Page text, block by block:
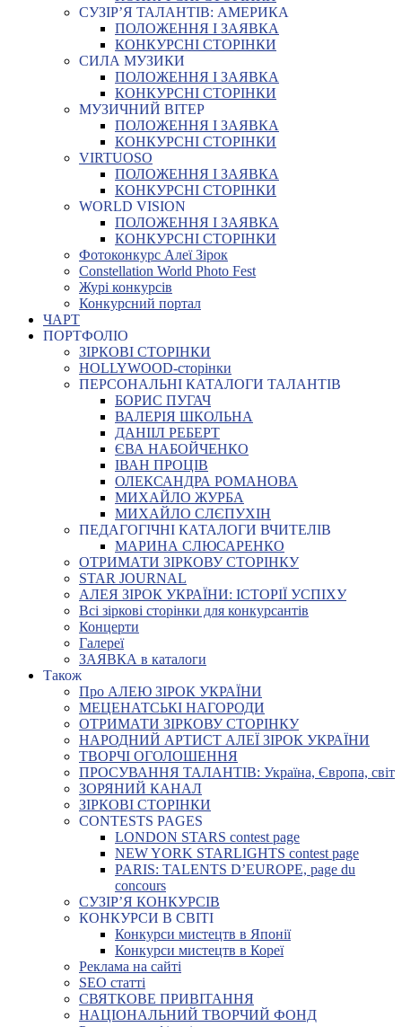
СУЗІР’Я ТАЛАНТІВ: АМЕРИКА
ПОЛОЖЕННЯ І ЗАЯВКА
КОНКУРСНІ СТОРІНКИ
СИЛА МУЗИКИ
ПОЛОЖЕННЯ І ЗАЯВКА
КОНКУРСНІ СТОРІНКИ
МУЗИЧНИЙ ВІТЕР
ПОЛОЖЕННЯ І ЗАЯВКА
КОНКУРСНІ СТОРІНКИ
VIRTUOSO
ПОЛОЖЕННЯ І ЗАЯВКА
КОНКУРСНІ СТОРІНКИ
WORLD VISION
ПОЛОЖЕННЯ І ЗАЯВКА
КОНКУРСНІ СТОРІНКИ
Фотоконкурс Алеї Зірок
Constellation World Photo Fest
Журі конкурсів
Конкурсний портал
ЧАРТ
ПОРТФОЛІО
ЗІРКОВІ СТОРІНКИ
HOLLYWOOD-сторінки
ПЕРСОНАЛЬНІ КАТАЛОГИ ТАЛАНТІВ
БОРИС ПУГАЧ
ВАЛЕРІЯ ШКОЛЬНА
ДАНІІЛ РЕБЕРТ
ЄВА НАБОЙЧЕНКО
ІВАН ПРОЦІВ
ОЛЕКСАНДРА РОМАНОВА
МИХАЙЛО ЖУРБА
МИХАЙЛО СЛЄПУХІН
ПЕДАГОГІЧНІ КАТАЛОГИ ВЧИТЕЛІВ
МАРИНА СЛЮСАРЕНКО
ОТРИМАТИ ЗІРКОВУ СТОРІНКУ
STAR JOURNAL
АЛЕЯ ЗІРОК УКРАЇНИ: ІСТОРІЇ УСПІХУ
Всі зіркові сторінки для конкурсантів
Концерти
Галереї
ЗАЯВКА в каталоги
Також
Про АЛЕЮ ЗІРОК УКРАЇНИ
МЕЦЕНАТСЬКІ НАГОРОДИ
ОТРИМАТИ ЗІРКОВУ СТОРІНКУ
НАРОДНИЙ АРТИСТ АЛЕЇ ЗІРОК УКРАЇНИ
ТВОРЧІ ОГОЛОШЕННЯ
ПРОСУВАННЯ ТАЛАНТІВ: Україна, Європа, світ
ЗОРЯНИЙ КАНАЛ
ЗІРКОВІ СТОРІНКИ
CONTESTS PAGES
LONDON STARS contest page
NEW YORK STARLIGHTS contest page
PARIS: TALENTS D’EUROPE, page du
concours
СУЗІР’Я КОНКУРСІВ
КОНКУРСИ В СВІТІ
Конкурси мистецтв в Японії
Конкурси мистецтв в Кореї
Реклама на сайті
SEO статті
СВЯТКОВЕ ПРИВІТАННЯ
НАЦІОНАЛЬНИЙ ТВОРЧИЙ ФОНД